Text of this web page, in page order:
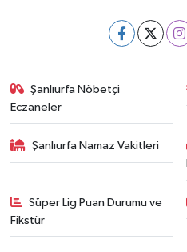
Şanlıurfa Nöbetçi
Eczaneler
Şanlıurfa Namaz Vakitleri
Süper Lig Puan Durumu ve
Fikstür